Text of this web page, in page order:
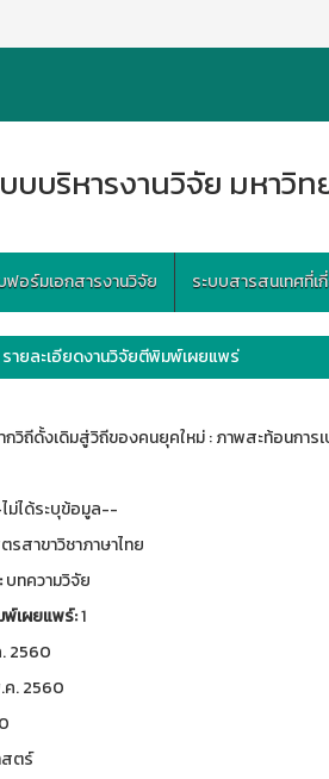
บบริหารงานวิจัย มหาวิ
ฟอร์มเอกสารงานวิจัย ระบบสารสนเทศที่เ
รายละเอียดงานวิจัยตีพิมพ์เผยแพร่
กวิถีดั้งเดิมสู่วิถีของคนยุคใหม่ : ภาพสะท้อนกา
ม่ได้ระบุข้อมูล--
รสาขาวิชาภาษาไทย
บทความวิจัย
เผยแพร์:1
. 2560
ค. 2560
ตร์